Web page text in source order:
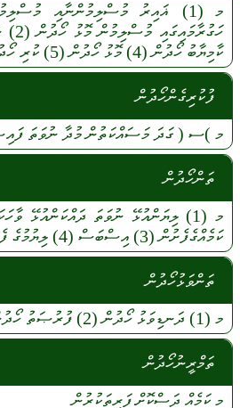
މ (1) ޣައިރުމުސްލިމުންނާއި
ހަގުރާމައިގައި މުސްލިމުންމޮޅުހޯދުން (2)
ކާމިޔާބުހޯދުން(4) މޮޅުހޯދުން(5) ކުރި
ފުކުރިގެންހޯދުން
މ )ސ (ގަދަމަސައްކަތުންމުދާ ނުވަތަ
ތަންހޯދުން
މ (1) ލިޔަންއުޅޭ ނުވަތަ ދައްކަންއުޅޭ
ކަމެއްގެފެށުން(3) އިސްބަސް (4) ލިޔުމުގެ
ތަންވަޅުހޯދުން
މ (1) ދަނޑިވަޅުހޯދުން(2) ފުރުޞަތު
ތަމްރީނުހޯދުން
މކަމެއް ދަސްކޮށްފަރިތަކުރުން